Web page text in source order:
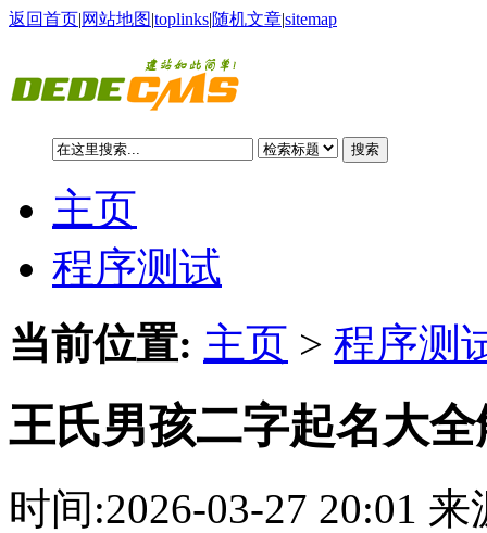
返回首页|网站地图|toplinks|随机文章|sitemap
搜索
主页
程序测试
当前位置: 主页 > 程序测
王氏男孩二字起名大
时间:2026-03-27 20:01